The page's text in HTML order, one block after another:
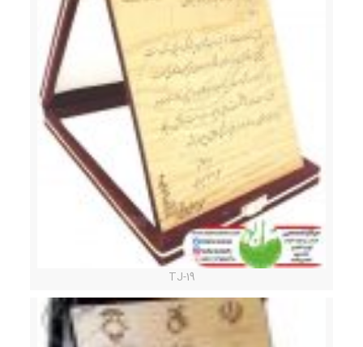
TJ-19